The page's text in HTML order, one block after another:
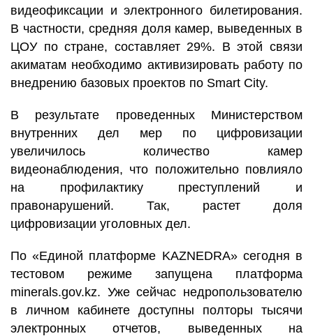
видеофиксации и электронного билетирования.
В частности, средняя доля камер, выведенных в
ЦОУ по стране, составляет 29%. В этой связи
акиматам необходимо активизировать работу по
внедрению базовых проектов по Smart City.
В результате проведенных Министерством
внутренних дел мер по цифровизации
увеличилось количество камер
видеонаблюдения, что положительно повлияло
на профилактику преступлений и
правонарушений. Так, растет доля
цифровизации уголовных дел.
По «Единой платформе KAZNEDRA» сегодня в
тестовом режиме запущена платформа
minerals.gov.kz. Уже сейчас недропользователю
в личном кабинете доступны полторы тысячи
электронных отчетов, выведенных на